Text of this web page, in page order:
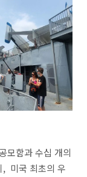
모함과 수십 개의
, 미국 최초의 우